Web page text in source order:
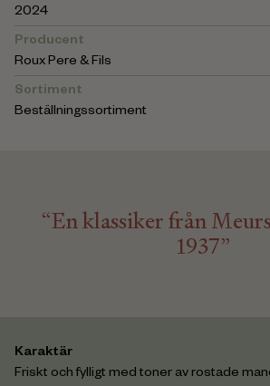
2024
Producent
Roux Pere & Fils
Sortiment
Beställningssortiment
“En klassiker från
1937”
Karaktär
Friskt och fylligt med toner av rostade